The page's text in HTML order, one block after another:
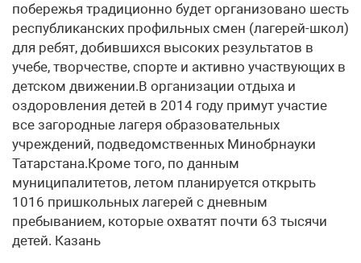
побережья традиционно будет организовано шесть
республиканских профильных смен (лагерей-школ)
для ребят, добившихся высоких результатов в
учебе, творчестве, спорте и активно участвующих в
детском движении.В организации отдыха и
оздоровления детей в 2014 году примут участие
все загородные лагеря образовательных
учреждений, подведомственных Минобрнауки
Татарстана.Кроме того, по данным
муниципалитетов, летом планируется открыть
1016 пришкольных лагерей с дневным
пребыванием, которые охватят почти 63 тысячи
детей. Казань